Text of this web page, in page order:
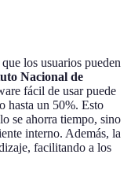
los usuarios pueden
Nacional de
fácil de usar puede
hasta un 50%. Esto
se ahorra tiempo, sino
interno. Además, la
facilitando a los